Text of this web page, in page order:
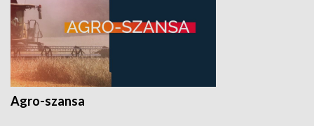
Agro-szansa